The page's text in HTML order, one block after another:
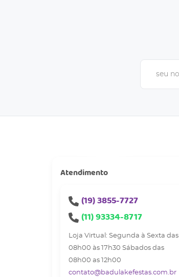
Atendimento
(19)3855-7727
(11)93334-8717
Loja Virtual: Segunda à Sexta das
08h00 às 17h30 Sábados das
08h00 as 12h00
contato@badulakefestas.com.br